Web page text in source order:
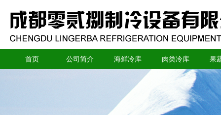
首页 公司简介 海鲜冷库 肉类冷库 果